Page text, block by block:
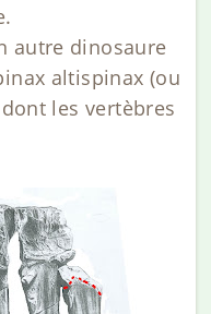
autre dinosaure
altispinax (ou
les vertèbres